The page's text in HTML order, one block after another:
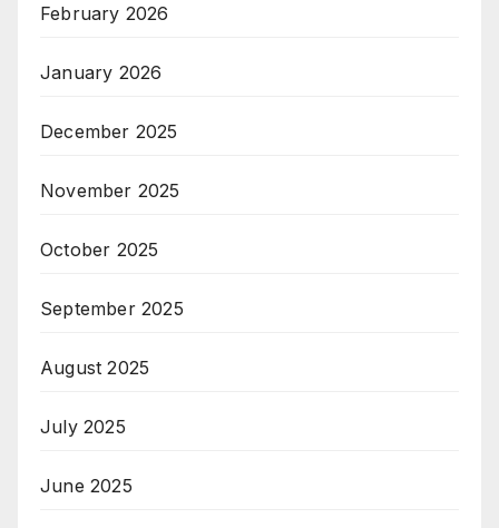
February 2026
January 2026
December 2025
November 2025
October 2025
September 2025
August 2025
July 2025
June 2025